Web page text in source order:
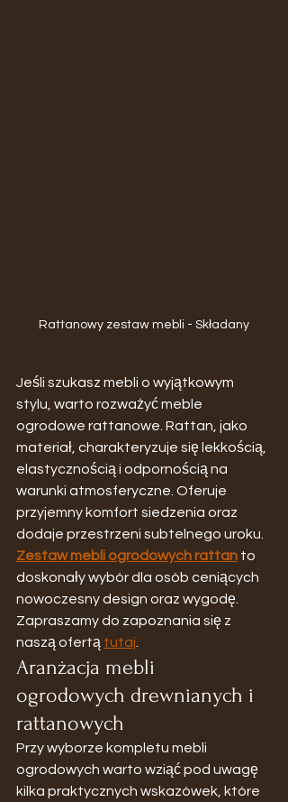
Rattanowy zestaw mebli - Składany
Jeśli szukasz mebli o wyjątkowym
stylu, warto rozważyć meble
ogrodowe rattanowe. Rattan, jako
materiał, charakteryzuje się lekkością,
elastycznością i odpornością na
warunki atmosferyczne. Oferuje
przyjemny komfort siedzenia oraz
dodaje przestrzeni subtelnego uroku.
Zestaw mebli ogrodowych rattan to
doskonały wybór dla osób ceniących
nowoczesny design oraz wygodę.
Zapraszamy do zapoznania się z
naszą ofertą tutaj
Aranżacja mebli
ogrodowych drewnianych i
rattanowych
Przy wyborze kompletu mebli
ogrodowych warto wziąć pod uwagę
kilka praktycznych wskazówek, które